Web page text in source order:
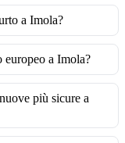
a Imola?
europeo a Imola?
più sicure a